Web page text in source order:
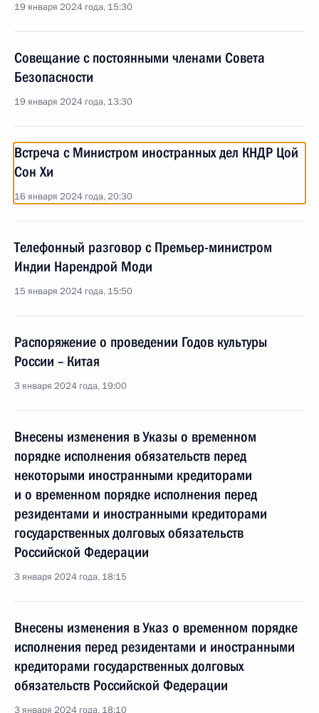
19 января 2024 года, 15:30
Совещание с постоянными членами Совета
Безопасности
19 января 2024 года, 13:30
Встреча с Министром иностранных дел КНДР Цой
Сон Хи
16 января 2024 года, 20:30
Телефонный разговор с Премьер-министром
Индии Нарендрой Моди
15 января 2024 года, 15:50
Распоряжение о проведении Годов культуры
России – Китая
3 января 2024 года, 19:00
Внесены изменения в Указы о временном
порядке исполнения обязательств перед
некоторыми иностранными кредиторами
и о временном порядке исполнения перед
резидентами и иностранными кредиторами
государственных долговых обязательств
Российской Федерации
3 января 2024 года, 18:15
Внесены изменения в Указ о временном порядке
исполнения перед резидентами и иностранными
кредиторами государственных долговых
обязательств Российской Федерации
3 января 2024 года, 18:10